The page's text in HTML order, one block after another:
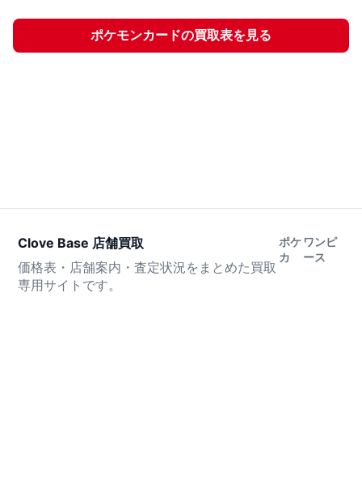
ポケモンカードの買取表を見る
Clove Base 店舗買取
価格表・店舗案内・査定状況をまとめた買取
専用サイトです。
ポケ
カ
ワンピ
ース